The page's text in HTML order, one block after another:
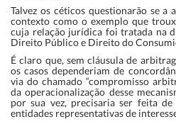
Talvez os céticos questionarão se a
contexto como o exemplo que
cuja relação jurídica foi tratada na
Direito Público e Direito do
É claro que, sem cláusula de
os casos dependeriam de
via do chamado “compromisso
da operacionalização desse
por sua vez, precisaria ser feita
entidades representativas de